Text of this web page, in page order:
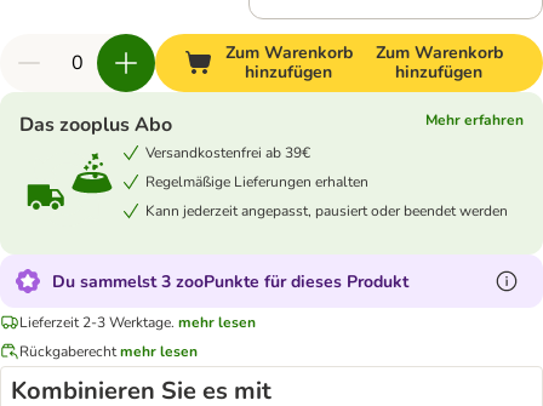
Zum Warenkorb
hinzufügen
Zum Warenkorb
hinzufügen
Das zooplus Abo
Mehr erfahren
Versandkostenfrei ab 39€
Regelmäßige Lieferungen erhalten
Kann jederzeit angepasst, pausiert oder beendet werden
Du sammelst 3 zooPunkte für dieses Produkt
Lieferzeit 2-3 Werktage. mehr lesen
Rückgaberechtmehr lesen
Kombinieren Sie es mit